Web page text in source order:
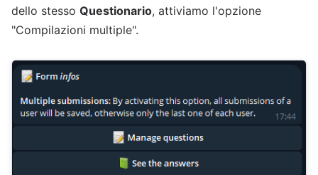
dello stesso Questionario, attiviamo l'opzione
"Compilazioni multiple".